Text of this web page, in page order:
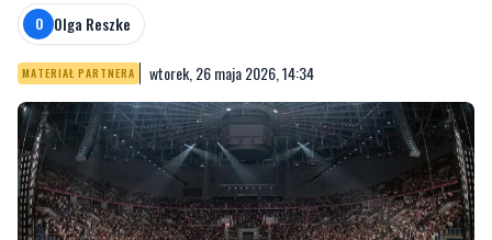
O Olga Reszke
MATERIAŁ PARTNERA wtorek, 26 maja 2026, 14:34